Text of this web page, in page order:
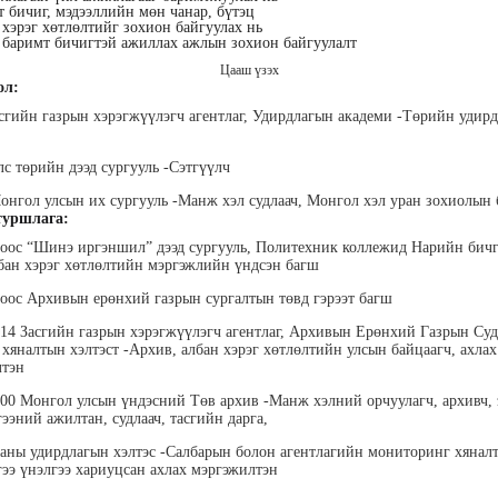
бичиг, мэдээллийн мөн чанар, бүтэц
хөтлөлтийг зохион байгуулах нь
бичигтэй ажиллах ажлын зохион байгуулалт
Цааш үзэх
газрын хэрэгжүүлэгч агентлаг, Удирдлагын академи -Төрийн
төрийн дээд сургууль -Сэтгүүлч
улсын их сургууль -Манж хэл судлаач, Монгол хэл уран зохиолын
“Шинэ иргэншил” дээд сургууль, Политехник коллежид Нарийн
хэрэг хөтлөлтийн мэргэжлийн үндсэн багш
Архивын ерөнхий газрын сургалтын төвд гэрээт багш
Засгийн газрын хэрэгжүүлэгч агентлаг, Архивын Ерөнхий Газрын
хэлтэст -Архив, албан хэрэг хөтлөлтийн улсын байцаагч, ахлах
Монгол улсын үндэсний Төв архив -Манж хэлний орчуулагч, архивч,
ажилтан, судлаач, тасгийн дарга,
удирдлагын хэлтэс -Салбарын болон агентлагийн мониторинг хяналт
үнэлгээ хариуцсан ахлах мэргэжилтэн
Мөнгөнрейс
Пүрэвдорж
Программист, График
дизайнер, Багш
нөөцийн тэргүүлэх
мэргэжилтэн
дээд
Жаргалсайхан
Сангичимаа
Эрх зүйч, хуульч, өмгөөлөгч
Дүүдэй Наранцэцэг
"Ар И ЭМ ХХК" Гүйцэтгэх
захирал
төрийн